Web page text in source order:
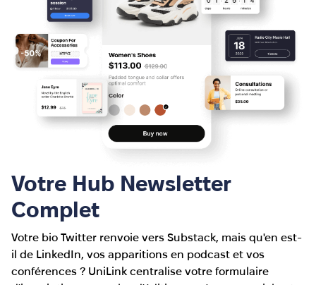
Votre Hub Newsletter
Complet
Votre bio Twitter renvoie vers Substack, mais qu'en est-
il de LinkedIn, vos apparitions en podcast et vos
conférences ? UniLink centralise votre formulaire